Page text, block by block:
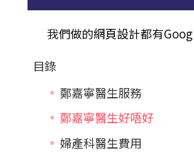
我們做的網頁設計都有
目錄
鄭嘉寧醫生服務
鄭嘉寧醫生好唔好
婦產科醫生費用